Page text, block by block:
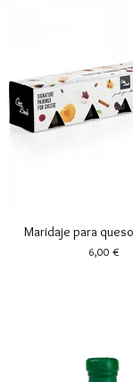
Vista
Maridaje para
Precio
6,00 €